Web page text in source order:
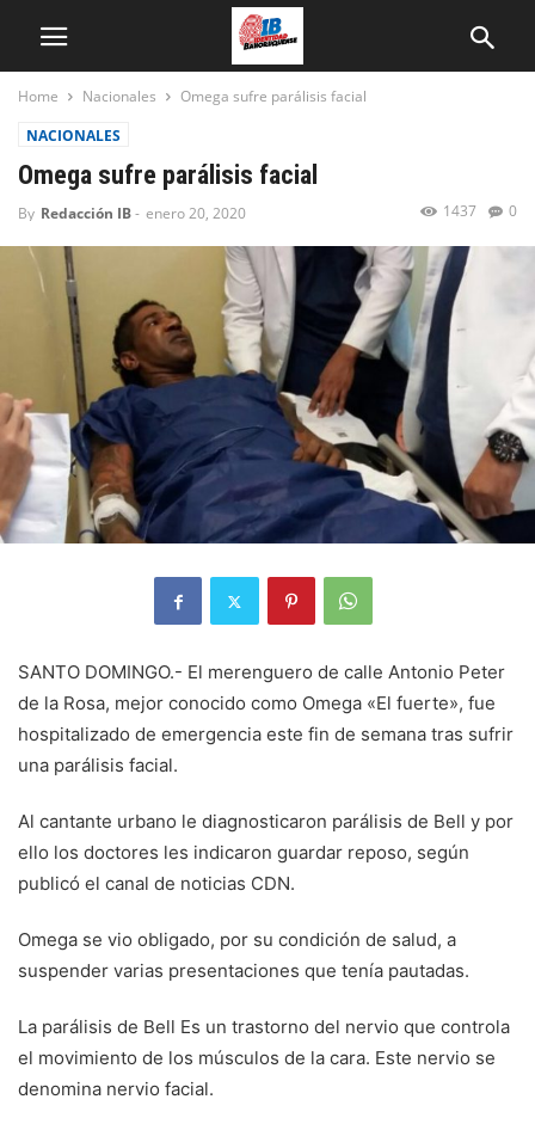
Home Nacionales
Omega sufre parálisis facial
NACIONALES
Omega sufre parálisis facial
By Redacción IB- enero 20, 2020 0
1437
SANTO DOMINGO.- El merenguero de calle Antonio Peter
de la Rosa, mejor conocido como Omega «El fuerte», fue
hospitalizado de emergencia este fin de semana tras sufrir
una parálisis facial.
Al cantante urbano le diagnosticaron parálisis de Bell y por
ello los doctores les indicaron guardar reposo, según
publicó el canal de noticias CDN.
Omega se vio obligado, por su condición de salud, a
suspender varias presentaciones que tenía pautadas.
La parálisis de Bell Es un trastorno del nervio que controla
el movimiento de los músculos de la cara. Este nervio se
denomina nervio facial.